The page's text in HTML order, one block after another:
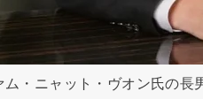
・ニャット・ヴオン氏の